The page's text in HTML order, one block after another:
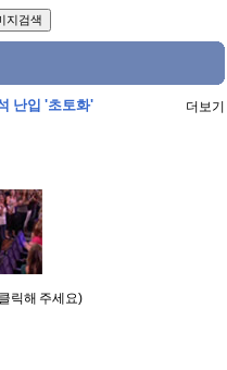
난입 '초토화' 더보기
릭해 주세요)